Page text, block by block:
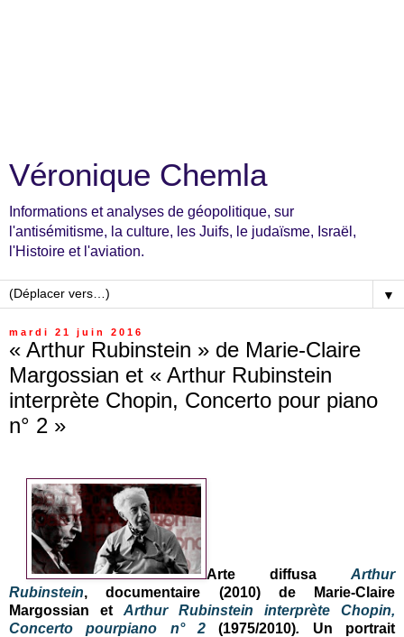
Véronique Chemla
Informations et analyses de géopolitique, sur
l'antisémitisme, la culture, les Juifs, le judaïsme, Israël,
l'Histoire et l'aviation.
▼
mardi 21 juin 2016
« Arthur Rubinstein » de Marie-Claire
Margossian et « Arthur Rubinstein
interprète Chopin, Concerto pour piano
n° 2 »
Arte diffusa Arthur
Rubinstein, documentaire (2010) de
Marie-Claire
Margossian et Arthur Rubinstein interprète Chopin,
Concerto pourpiano n° 2
(1975/2010). Un portrait